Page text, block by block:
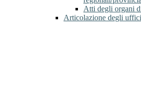
Atti degli organi
Articolazione degli uffici